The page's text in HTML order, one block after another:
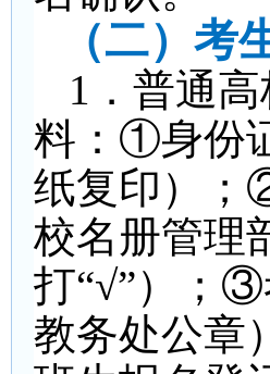
（二）考
1 ．普通
料：①身份
纸复印）；
校名册管理
打“√”）；
教务处公章